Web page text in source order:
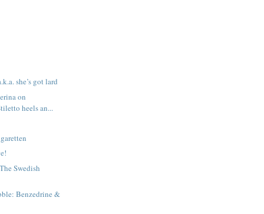
she’s got lard
on
heels an...
Swedish
Benzedrine &